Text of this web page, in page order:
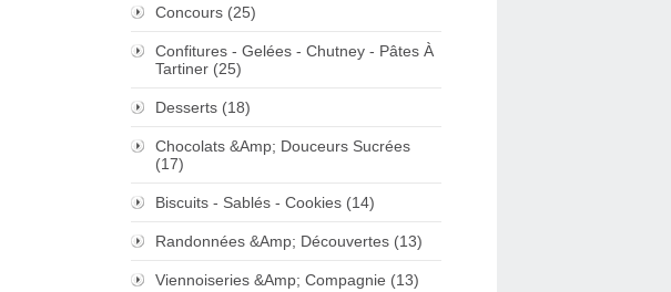
Concours (25)
Confitures - Gelées - Chutney - Pâtes À
Tartiner (25)
Desserts (18)
Chocolats &Amp; Douceurs Sucrées
(17)
Biscuits - Sablés - Cookies (14)
Randonnées &Amp; Découvertes (13)
Viennoiseries &Amp; Compagnie (13)